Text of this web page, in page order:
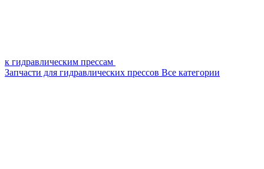
к гидравлическим прессам
Запчасти для гидравлических прессов Все категории